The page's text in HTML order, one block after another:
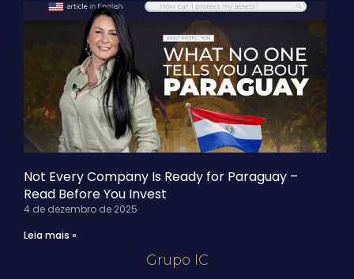
Grupo IC
Not Every Company Is Ready for Paraguay –
Read Before You Invest
4 de dezembro de 2025
Leia mais »